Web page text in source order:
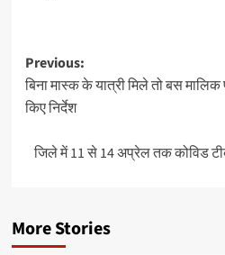
Post
navigation
Previous:
बिना मास्क के यात्री मिले तो बस
किए निर्देश
जिले में 11 से 14 अप्रेल तक कोविड
More Stories